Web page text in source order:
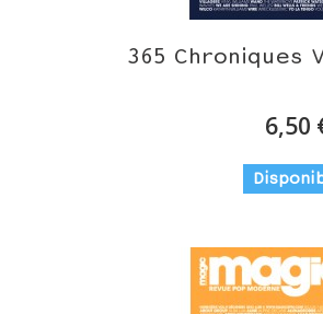
365 Chroniques
6,50